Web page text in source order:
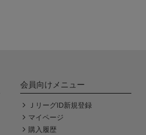
会員向けメニュー
ＪリーグID新規登録
マイページ
購入履歴